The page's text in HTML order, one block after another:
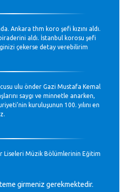
Ankara thm koro şefi kızını aldı.
aldı. İstanbul korosu şefi
çekerse detay verebilirim
ulu önder Gazi Mustafa Kemal
saygı ve minnetle anarken,
kuruluşunun 100. yılını en
Liseleri Müzik Bölümlerinin Eğitim
girmeniz gerekmektedir.